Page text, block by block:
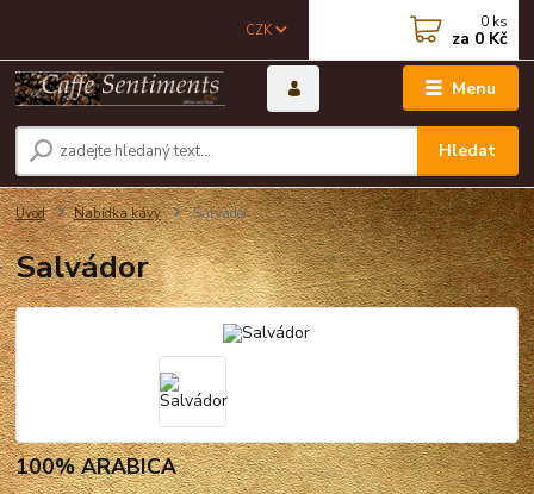
Menu
CZK
Hledat
0 ks
za 0 Kč
Úvod Nabídka kávy Salvádor
Salvádor
100% ARABICA